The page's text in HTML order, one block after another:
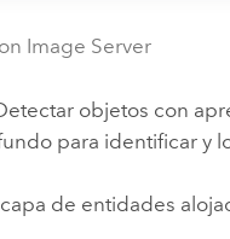
Image Server
objetos con
para identificar y
de entidades